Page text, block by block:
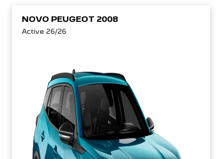
NOVO PEUGEOT 2008
Active 26/26